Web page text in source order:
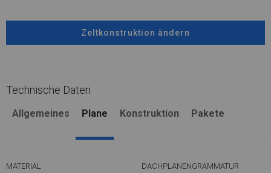
Zeltkonstruktion ändern
Technische Daten
Allgemeines Plane Konstruktion Pakete
MATERIAL DACHPLANENGRAMMATUR